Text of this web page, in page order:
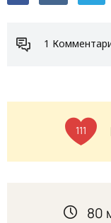
1
111
80